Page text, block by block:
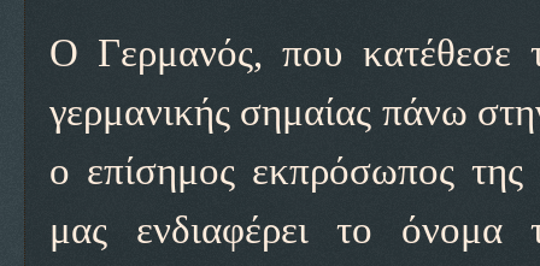
Ο Γερμανός, που κατέθεσε
γερμανικής σημαίας πάνω
ο επίσημος εκπρόσωπος
μας ενδιαφέρει το όνομα